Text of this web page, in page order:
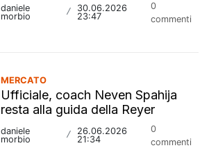
daniele
morbio
/
30.06.2026
23:47
0
commenti
MERCATO
Ufficiale, coach Neven Spahija
resta alla guida della Reyer
daniele
morbio
/
26.06.2026
21:34
0
commenti